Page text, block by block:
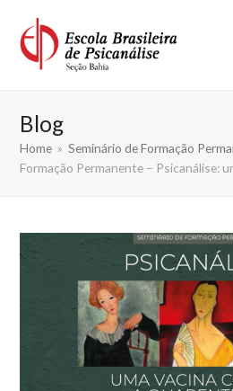
Blog
Home » Seminário de Formação
Formação Permanente – Psicanálise: